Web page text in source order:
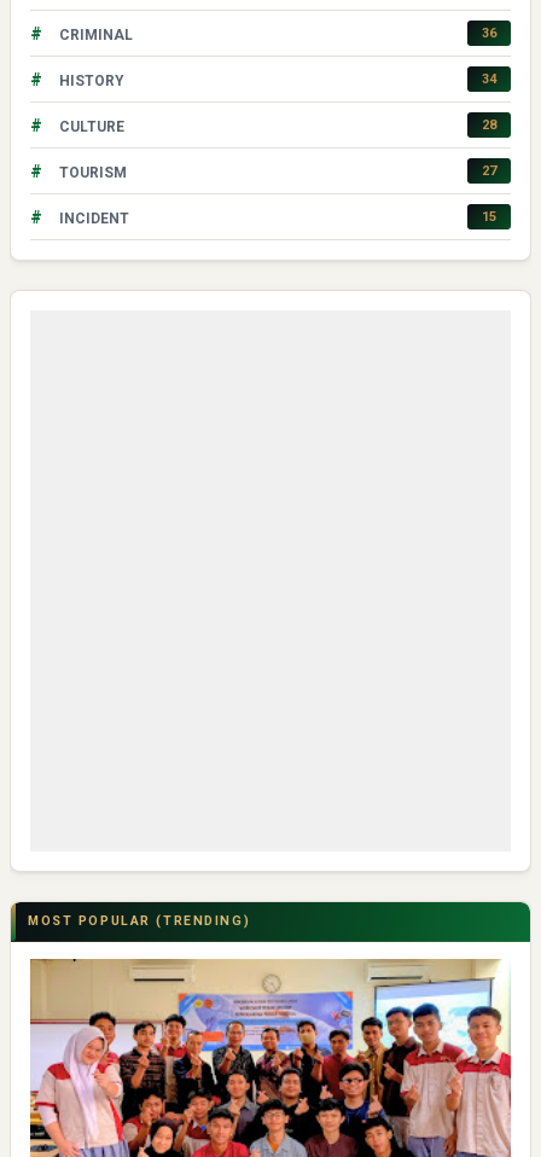
# CRIMINAL 36
# HISTORY 34
# CULTURE 28
# TOURISM 27
# INCIDENT 15
MOST POPULAR (TRENDING)